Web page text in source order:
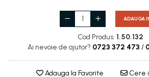
Trunchiuri semicoloane
Rozete de interior
ADAUGA
Cod Produs: 1.50.132
Ai nevoie de ajutor? 0723 372 473 /
Adauga la Favorite Cere